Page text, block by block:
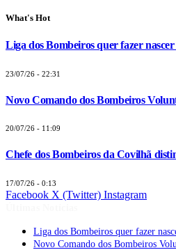
What's Hot
Liga dos Bombeiros quer fazer
23/07/26 - 22:31
Novo Comando dos Bombeiros
20/07/26 - 11:09
Chefe dos Bombeiros da Covilhã
17/07/26 - 0:13
Facebook X (Twitter) Instagram
Liga dos Bombeiros quer fazer
Novo Comando dos Bombeiros